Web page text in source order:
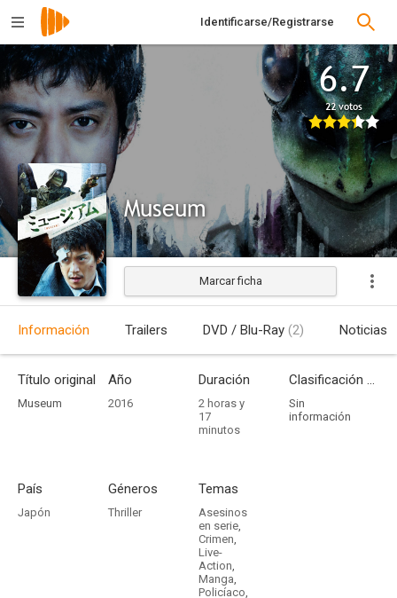
Identificarse/Registrarse
6.7
22 votos
Museum
Estrenada
Marcar ficha
Información Trailers DVD / Blu-Ray (2) Noticias
Título original
Museum
Año
2016
Duración
2 horas y
17
minutos
Clasificación por edades
Sin
información
País
Japón
Géneros
Thriller
Temas
Asesinos
en serie,
Crimen,
Live-
Action,
Manga,
Policíaco,